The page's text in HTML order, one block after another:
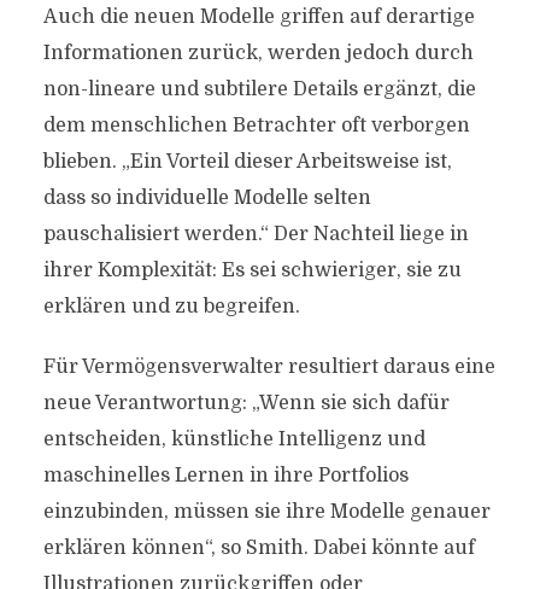
Auch die neuen Modelle griffen auf derartige
Informationen zurück, werden jedoch durch
non-lineare und subtilere Details ergänzt, die
dem menschlichen Betrachter oft verborgen
blieben. „Ein Vorteil dieser Arbeitsweise ist,
dass so individuelle Modelle selten
pauschalisiert werden.“ Der Nachteil liege in
ihrer Komplexität: Es sei schwieriger, sie zu
erklären und zu begreifen.
Für Vermögensverwalter resultiert daraus eine
neue Verantwortung: „Wenn sie sich dafür
entscheiden, künstliche Intelligenz und
maschinelles Lernen in ihre Portfolios
einzubinden, müssen sie ihre Modelle genauer
erklären können“, so Smith. Dabei könnte auf
Illustrationen zurückgriffen oder